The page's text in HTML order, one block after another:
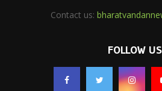
Contact us:
FOLLOW US